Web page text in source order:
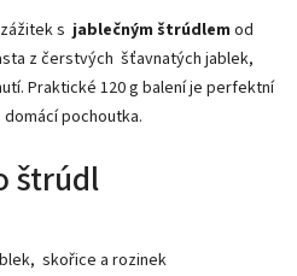
zážitek sjablečným štrúdlem od
z čerstvých šťavnatých jablek,
Praktické 120 g balení je perfektní
pochoutka.
štrúdl
skořice a rozinek